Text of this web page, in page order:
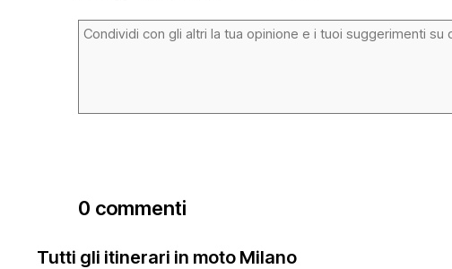
0 commenti
Tutti gli itinerari in moto Milano